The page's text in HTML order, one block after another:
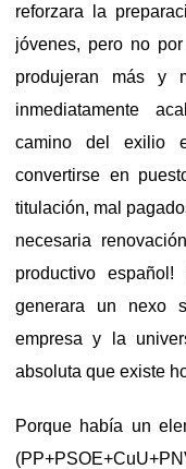
reforzara la
jóvenes, pero no
produjeran más y
inmediatamente
camino del exilio
convertirse en
titulación, mal
necesaria
productivo
generara un nexo
empresa y la
absoluta que existe
Porque había un